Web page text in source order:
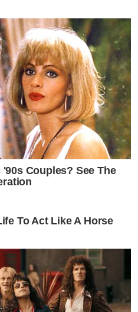
Couples? See The
To Act Like A Horse